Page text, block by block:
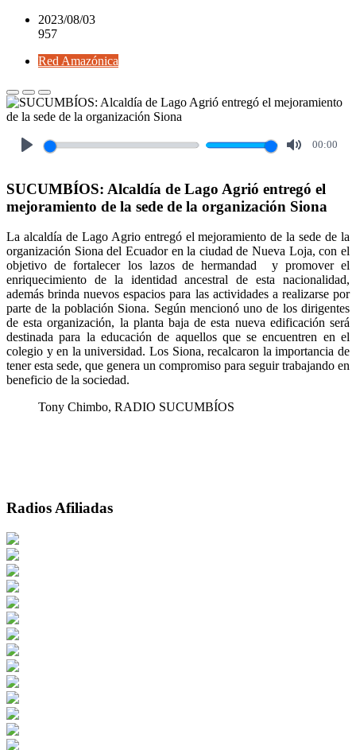
2023/08/03
957
Red Amazónica
00:00
SUCUMBÍOS: Alcaldía de Lago Agrió entregó el
mejoramiento de la sede de la organización Siona
La alcaldía de Lago Agrio entregó el mejoramiento de la sede de la
organización Siona del Ecuador en la ciudad de Nueva Loja, con el
objetivo de fortalecer los lazos de hermandad y promover el
enriquecimiento de la identidad ancestral de esta nacionalidad,
además brinda nuevos espacios para las actividades a realizarse por
parte de la población Siona. Según mencionó uno de los dirigentes
de esta organización, la planta baja de esta nueva edificación será
destinada para la educación de aquellos que se encuentren en el
colegio y en la universidad. Los Siona, recalcaron la importancia de
tener esta sede, que genera un compromiso para seguir trabajando en
beneficio de la sociedad.
Tony Chimbo, RADIO SUCUMBÍOS
Radios Afiliadas